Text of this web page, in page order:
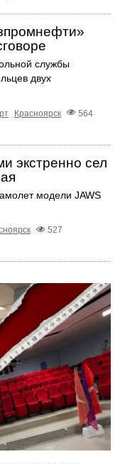
службы
двух
Красноярск
564
экстренно сел
модели JAWS
527